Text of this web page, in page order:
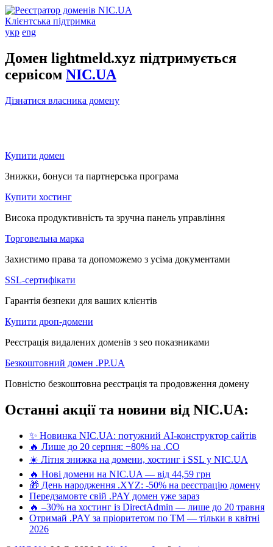
Клієнтська підтримка
укр eng
Домен lightmeld.xyz підтримується
сервісом NIC.UA
Дізнатися власника домену
Купити домен
Знижки, бонуси та партнерська програма
Купити хостинг
Висока продуктивність та зручна панель управління
Торговельна марка
Захистимо права та допоможемо з усіма документами
SSL-сертифікати
Гарантія безпеки для ваших клієнтів
Купити дроп-домени
Реєстрація видалених доменів з seo показниками
Безкоштовний домен .PP.UA
Повністю безкоштовна реєстрація та продовження домену
Останні акції та новини від NIC.UA:
✨ Новинка NIC.UA: потужний AI-конструктор сайтів
🔥 Лише до 20 серпня: −80% на .CO
☀️ Літня знижка на домени, хостинг і SSL у NIC.UA
🔥 Нові домени на NIC.UA — від 44,59 грн
🎁 День народження .XYZ: -50% на реєстрацію домену
Передзамовте свій .PAY домен уже зараз
🔥 –30% на хостинг із DirectAdmin — лише до 20 травня
Отримай .PAY за пріоритетом по ТМ — тільки в квітні
2026